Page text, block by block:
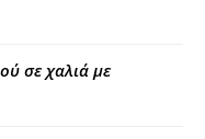
σε χαλιά με